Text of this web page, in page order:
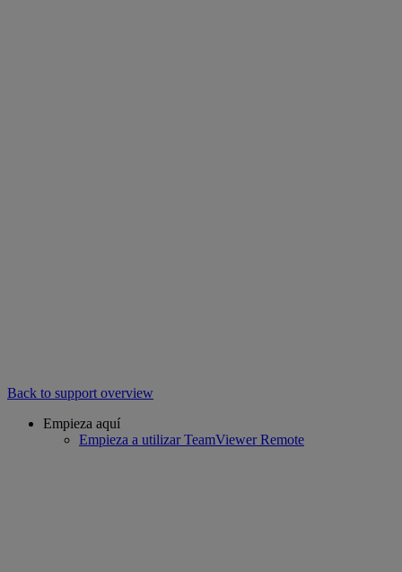
Back to support overview
Empieza aquí
Empieza a utilizar TeamViewer Remote